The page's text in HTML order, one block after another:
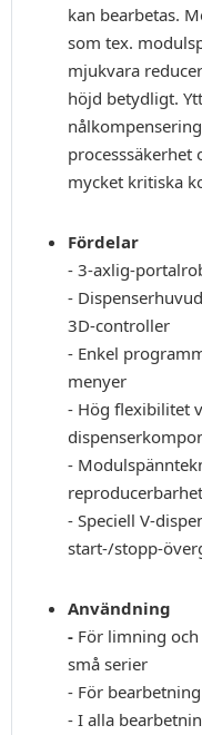
kan bearbetas.
som tex.
mjukvara
höjd betydligt.
processsäkerhet
mycket kritiska
Fördelar
- 3-axlig-
-
3D-controller
- Enkel
menyer
- Hög flexibilitet
-
- Speciell V-
start-/stopp-
Användning
- För limning
små serier
- För
- I alla